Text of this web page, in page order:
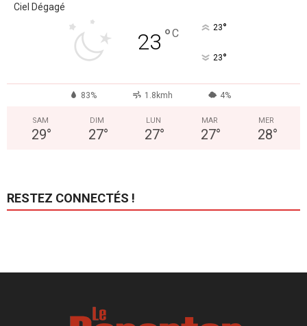
Ciel Dégagé
23 °C 23°
23°
83% 1.8kmh 4%
SAM
29°
DIM
27°
LUN
27°
MAR
27°
MER
28°
RESTEZ CONNECTÉS !